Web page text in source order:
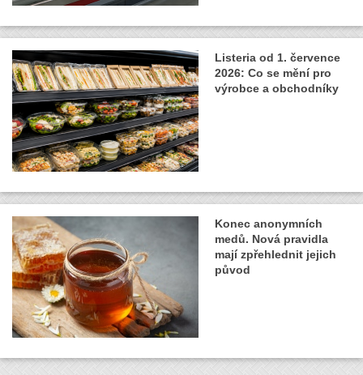
Listeria od 1. července
2026: Co se mění pro
výrobce a obchodníky
Konec anonymních
medů. Nová pravidla
mají zpřehlednit jejich
původ